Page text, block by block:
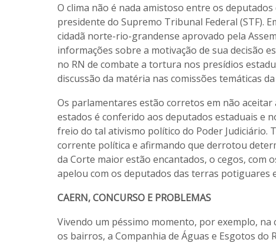
O clima não é nada amistoso entre os
presidente do Supremo Tribunal Federal (STF).
cidadã norte-rio-grandense aprovado pela
informações sobre a motivação de sua decisão
no RN de combate a tortura nos presídios
discussão da matéria nas comissões temáticas
Os parlamentares estão corretos em não
estados é conferido aos deputados estaduais e
freio do tal ativismo político do Poder Judiciário.
corrente política e afirmando que derrotou
da Corte maior estão encantados, o cegos, com
apelou com os deputados das terras
CAERN, CONCURSO E PROBLEMAS
Vivendo um péssimo momento, por exemplo,
os bairros, a Companhia de Águas e Esgotos